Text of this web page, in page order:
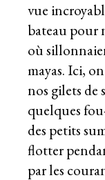
vue
bateau pour
où
mayas. Ici,
nos gilets de
quelques
des petits
flotter
par les